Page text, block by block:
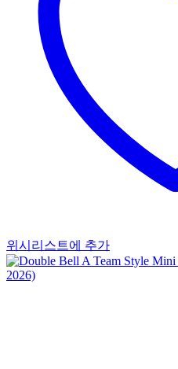
위시리스트에 추가